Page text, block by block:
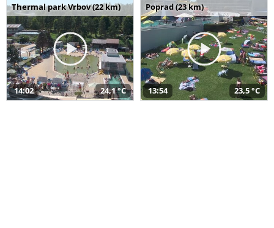
Thermal park Vrbov (22 km)
14:02 24,1 °C
Poprad (23 km)
13:54 23,5 °C